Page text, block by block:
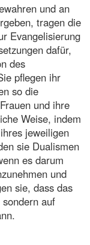
und an
tragen die
Evangelisierung
dafür,
des
pflegen ihr
so die
und ihre
Weise, indem
jeweiligen
sie Dualismen
es darum
und
sie, dass das
auf